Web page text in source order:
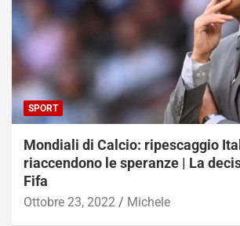
SPORT
Mondiali di Calcio: ripescaggio
riaccendono le speranze | La
Fifa
Ottobre 23, 2022 Michele